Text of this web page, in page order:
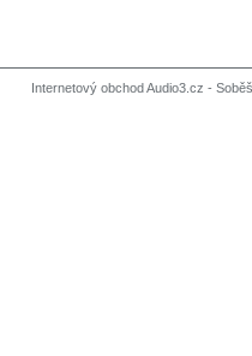
Internetový obchod Audio3.cz -